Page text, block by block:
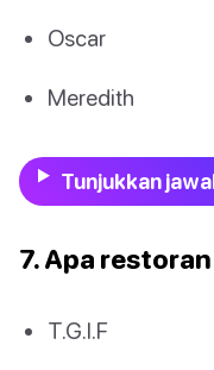
Oscar
Meredith
Tunjukkan
7. Apa
T.G.I.F